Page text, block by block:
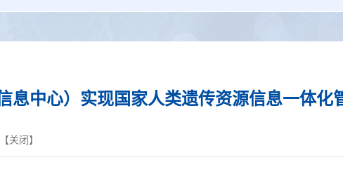
息中心）实现国家人类遗传资源信息一体化
关闭】